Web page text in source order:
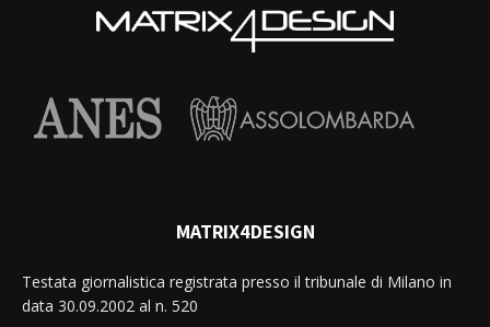
MATRIX4DESIGN
Testata giornalistica registrata presso il tribunale di Milano in
data 30.09.2002 al n. 520